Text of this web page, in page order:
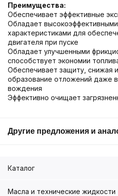
Преимущества:
Обеспечивает эффективные
Обладает
характеристиками для
двигателя при пуске
Обладает улучшенными
способствует экономии
Обеспечивает защиту, снижая
образование отложений даже
вождения
Эффективно очищает
Другие предложения и
Каталог
Масла и технические жидкости